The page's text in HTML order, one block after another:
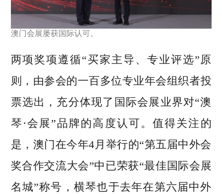
澳门会展屡获国际认可。
两项奖项遵循“买家主导、专业评选”原
则，由参会的一百多位专业年会组织者投
票选出，充分体现了国际会展业界对“澳
琴·会展”品牌的高度认可。值得关注的
是，澳门在今年4月举行的“第五届中外会
奖合作交流大会”中已荣获“最佳国际会展
名城”称号，横琴也于去年在第六届中外